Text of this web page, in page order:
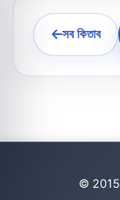
সব কিতাব
© 2015-